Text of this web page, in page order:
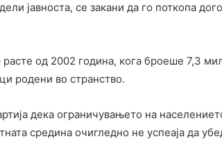
јавноста, се закани да го поткопа
од 2002 година, кога броеше 7,3
родени во странство.
дека ограничувањето на
средина очигледно не успеаја да